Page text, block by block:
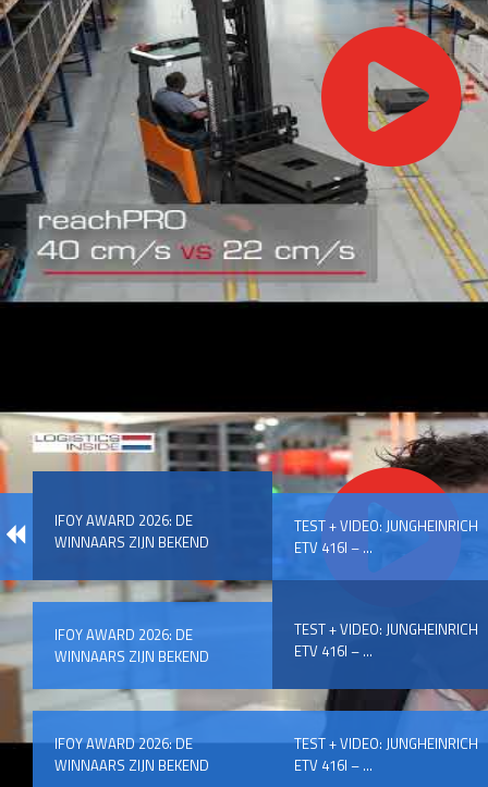
IFOY AWARD 2026: DE
WINNAARS ZIJN BEKEND
TEST + VIDEO: JUNGHEINRICH
ETV 416I – ...
IFOY AWARD 2026: DE
WINNAARS ZIJN BEKEND
TEST + VIDEO: JUNGHEINRICH
ETV 416I – ...
IFOY AWARD 2026: DE
WINNAARS ZIJN BEKEND
TEST + VIDEO: JUNGHEINRICH
ETV 416I – ...